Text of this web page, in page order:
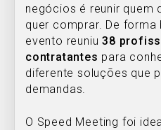
negócios é reunir quem
quer comprar. De
evento reuniu38
contratantes para
diferente soluções que
demandas.
O Speed Meeting foi